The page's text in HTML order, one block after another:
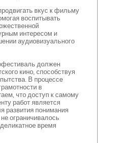
вкус к фильму
воспитывать
интересом и
аудиовизуального
должен
кино, способствуя
В процессе
в
что доступ к самому
работ является
развития понимания
ограничивалось
время